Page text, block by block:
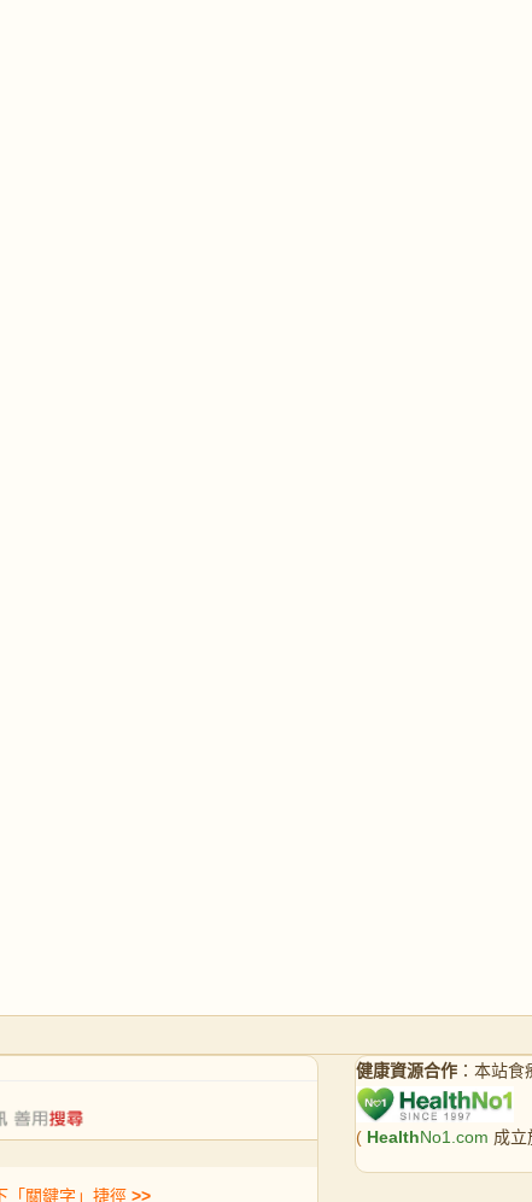
「關鍵字」捷徑 >>
健康資源合作 ：本站
( HealthNo1.com 成立